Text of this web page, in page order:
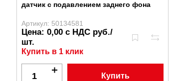
датчик с подавлением заднего фона
Артикул: 50134581
Цена: 0,00 с НДС руб./
шт.
Купить в 1 клик
Купить